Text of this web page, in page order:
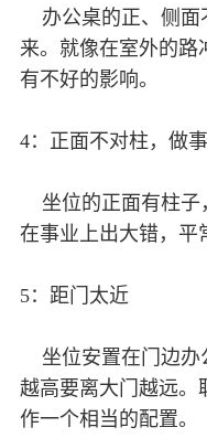
办公桌的正、侧面
来。就像在室外的路
有不好的影响。
4：正面不对柱，做
坐位的正面有柱子
在事业上出大错，平
5：距门太近
坐位安置在门边办
越高要离大门越远。
作一个相当的配置。